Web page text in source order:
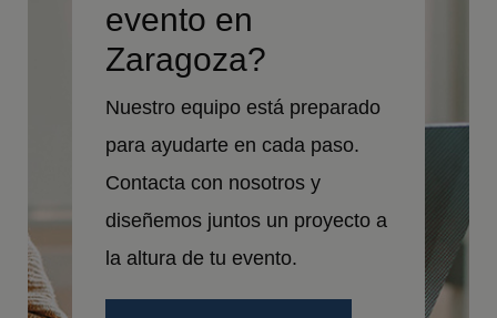
evento en
Zaragoza?
Nuestro equipo está preparado
para ayudarte en cada paso.
Contacta con nosotros y
diseñemos juntos un proyecto a
la altura de tu evento.